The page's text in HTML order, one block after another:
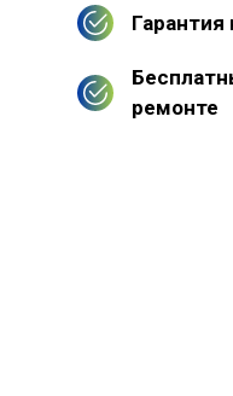
ремонте